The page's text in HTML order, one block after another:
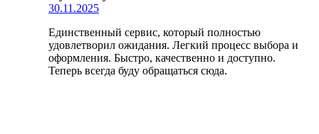
30.11.2025
Единственный сервис, который полностью
удовлетворил ожидания. Легкий процесс выбора и
оформления. Быстро, качественно и доступно.
Теперь всегда буду обращаться сюда.